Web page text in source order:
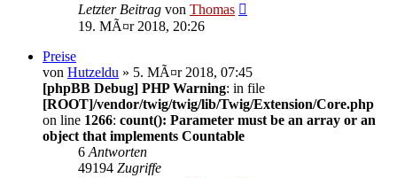
Letzter Beitrag von Thomas
19. MÃ¤r 2018, 20:26
Preise
von Hutzeldu » 5. MÃ¤r 2018, 07:45
[phpBB Debug] PHP Warning: in file
[ROOT]/vendor/twig/twig/lib/Twig/Extension/Core.php
on line 1266: count(): Parameter must be an array or an
object that implements Countable
6 Antworten
49194 Zugriffe